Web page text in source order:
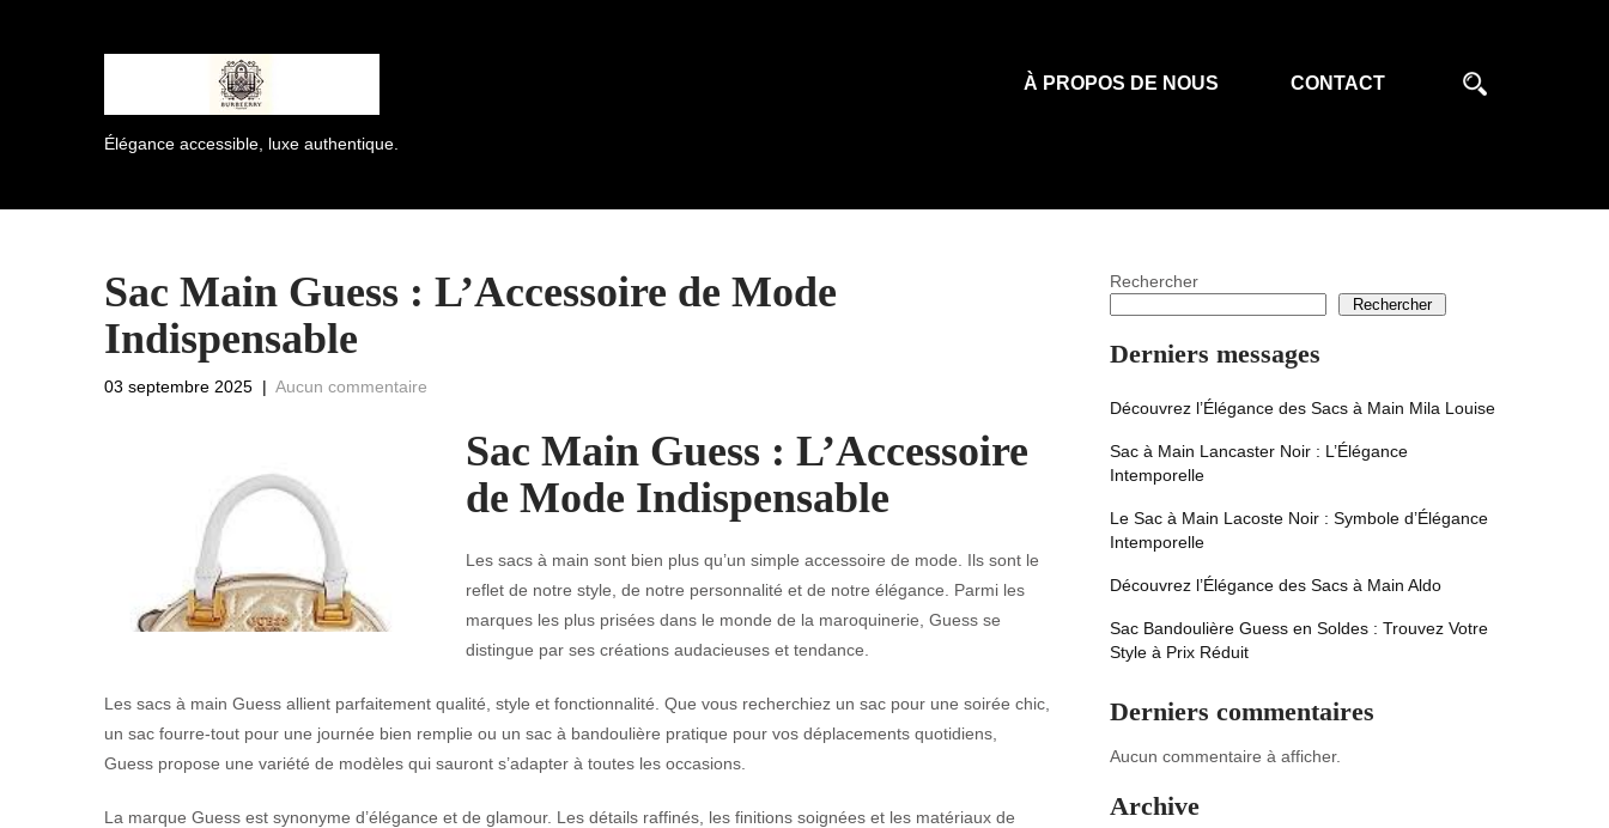
Élégance accessible, luxe authentique.
À PROPOS DE NOUS CONTACT
Sac Main Guess : L’Accessoire de Mode
Indispensable
03 septembre 2025 | Aucun commentaire
Sac Main Guess : L’Accessoire
de Mode Indispensable
Les sacs à main sont bien plus qu’un simple accessoire de mode. Ils sont le
reflet de notre style, de notre personnalité et de notre élégance. Parmi les
marques les plus prisées dans le monde de la maroquinerie, Guess se
distingue par ses créations audacieuses et tendance.
Les sacs à main Guess allient parfaitement qualité, style et fonctionnalité. Que vous recherchiez un sac pour une soirée chic,
un sac fourre-tout pour une journée bien remplie ou un sac à bandoulière pratique pour vos déplacements quotidiens,
Guess propose une variété de modèles qui sauront s’adapter à toutes les occasions.
La marque Guess est synonyme d’élégance et de glamour. Les détails raffinés, les finitions soignées et les matériaux de
Rechercher
Rechercher
Derniers messages
Découvrez l’Élégance des Sacs à Main Mila Louise
Sac à Main Lancaster Noir : L’Élégance
Intemporelle
Le Sac à Main Lacoste Noir : Symbole d’Élégance
Intemporelle
Découvrez l’Élégance des Sacs à Main Aldo
Sac Bandoulière Guess en Soldes : Trouvez Votre
Style à Prix Réduit
Derniers commentaires
Aucun commentaire à afficher.
Archive